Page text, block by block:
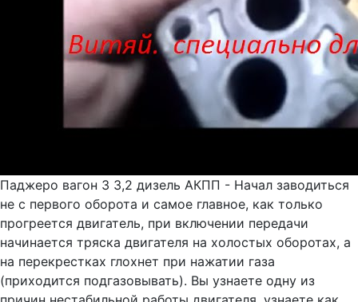
Паджеро вагон 3 3,2 дизель АКПП - Начал заводиться
не с первого оборота и самое главное, как только
прогреется двигатель, при включении передачи
начинается тряска двигателя на холостых оборотах, а
на перекрестках глохнет при нажатии газа
(приходится подгазовывать). Вы узнаете одну из